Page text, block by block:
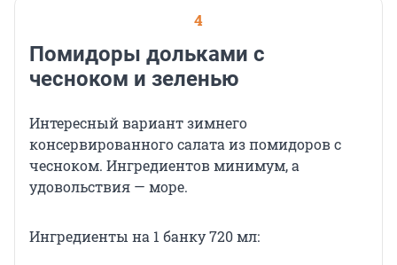
4
Помидоры дольками с
чесноком и зеленью
Интересный вариант зимнего
консервированного салата из помидоров с
чесноком. Ингредиентов минимум, а
удовольствия — море.
Ингредиенты на 1 банку 720 мл: